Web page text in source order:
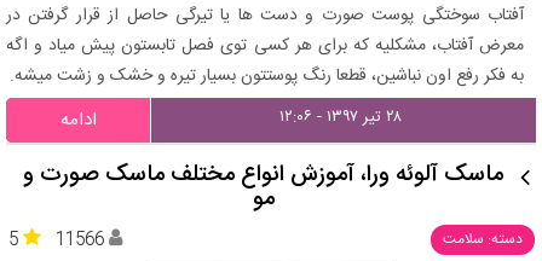
آفتاب سوختگی پوست صورت و دست ها یا تیرگی حاصل از قرار گرفتن در
معرض آفتاب، مشکلیه که برای هر کسی توی فصل تابستون پیش میاد و اگه
به فکر رفع اون نباشین، قطعا رنگ پوستتون بسیار تیره و خشک و زشت میشه.
۲۸ تیر ۱۳۹۷ - ۱۲:۰۶ ادامه
ماسک آلوئه ورا، آموزش انواع مختلف ماسک صورت و
مو
دسته: سلامت 5 11566